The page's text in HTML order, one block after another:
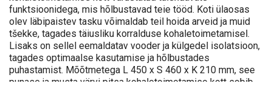
funktsioonidega, mis hõlbustavad teie tööd. Koti ülaosas
olev läbipaistev tasku võimaldab teil hoida arveid ja muid
tšekke, tagades täiusliku korralduse kohaletoimetamisel.
Lisaks on sellel eemaldatav vooder ja külgedel isolatsioon,
tagades optimaalse kasutamise ja hõlbustades
puhastamist. Mõõtmetega L 450 x S 460 x K 210 mm, see
punase ja musta värvi pitsa kohaletoimetamise kott sobib